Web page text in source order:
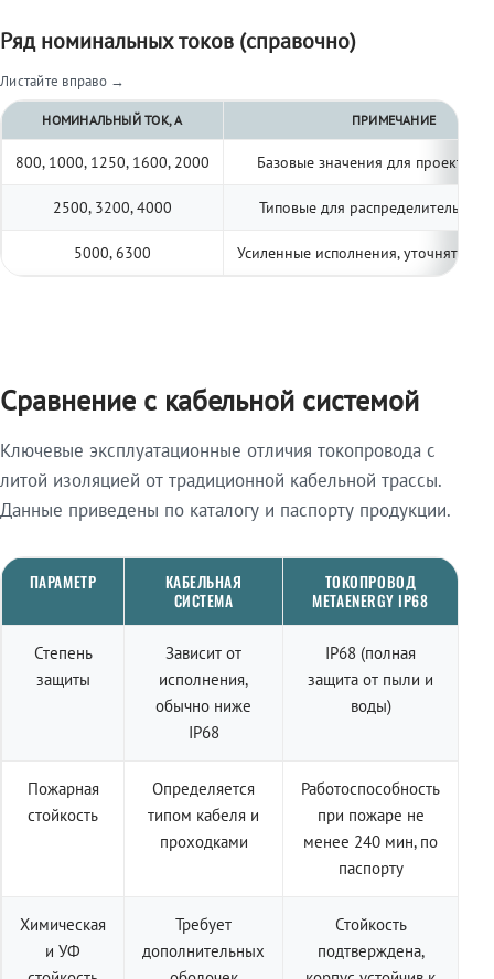
Ряд номинальных токов (справочно)
Листайте вправо →
НОМИНАЛЬНЫЙ ТОК, А ПРИМЕЧАНИЕ
800, 1000, 1250, 1600, 2000 Базовые значения для
2500, 3200, 4000 Типовые для распределительных
5000, 6300 Усиленные исполнения, уточнять по
Сравнение с кабельной системой
Ключевые эксплуатационные отличия токопровода с
литой изоляцией от традиционной кабельной трассы.
Данные приведены по каталогу и паспорту продукции.
ПАРАМЕТР
КАБЕЛЬНАЯ
СИСТЕМА
ТОКОПРОВОД
METAENERGY IP68
Степень
защиты
Зависит от
исполнения,
обычно ниже
IP68
IP68 (полная
защита от пыли и
воды)
Пожарная
стойкость
Определяется
типом кабеля и
проходками
Работоспособность
при пожаре не
менее 240 мин, по
паспорту
Химическая
и УФ
Требует
дополнительных
Стойкость
подтверждена,